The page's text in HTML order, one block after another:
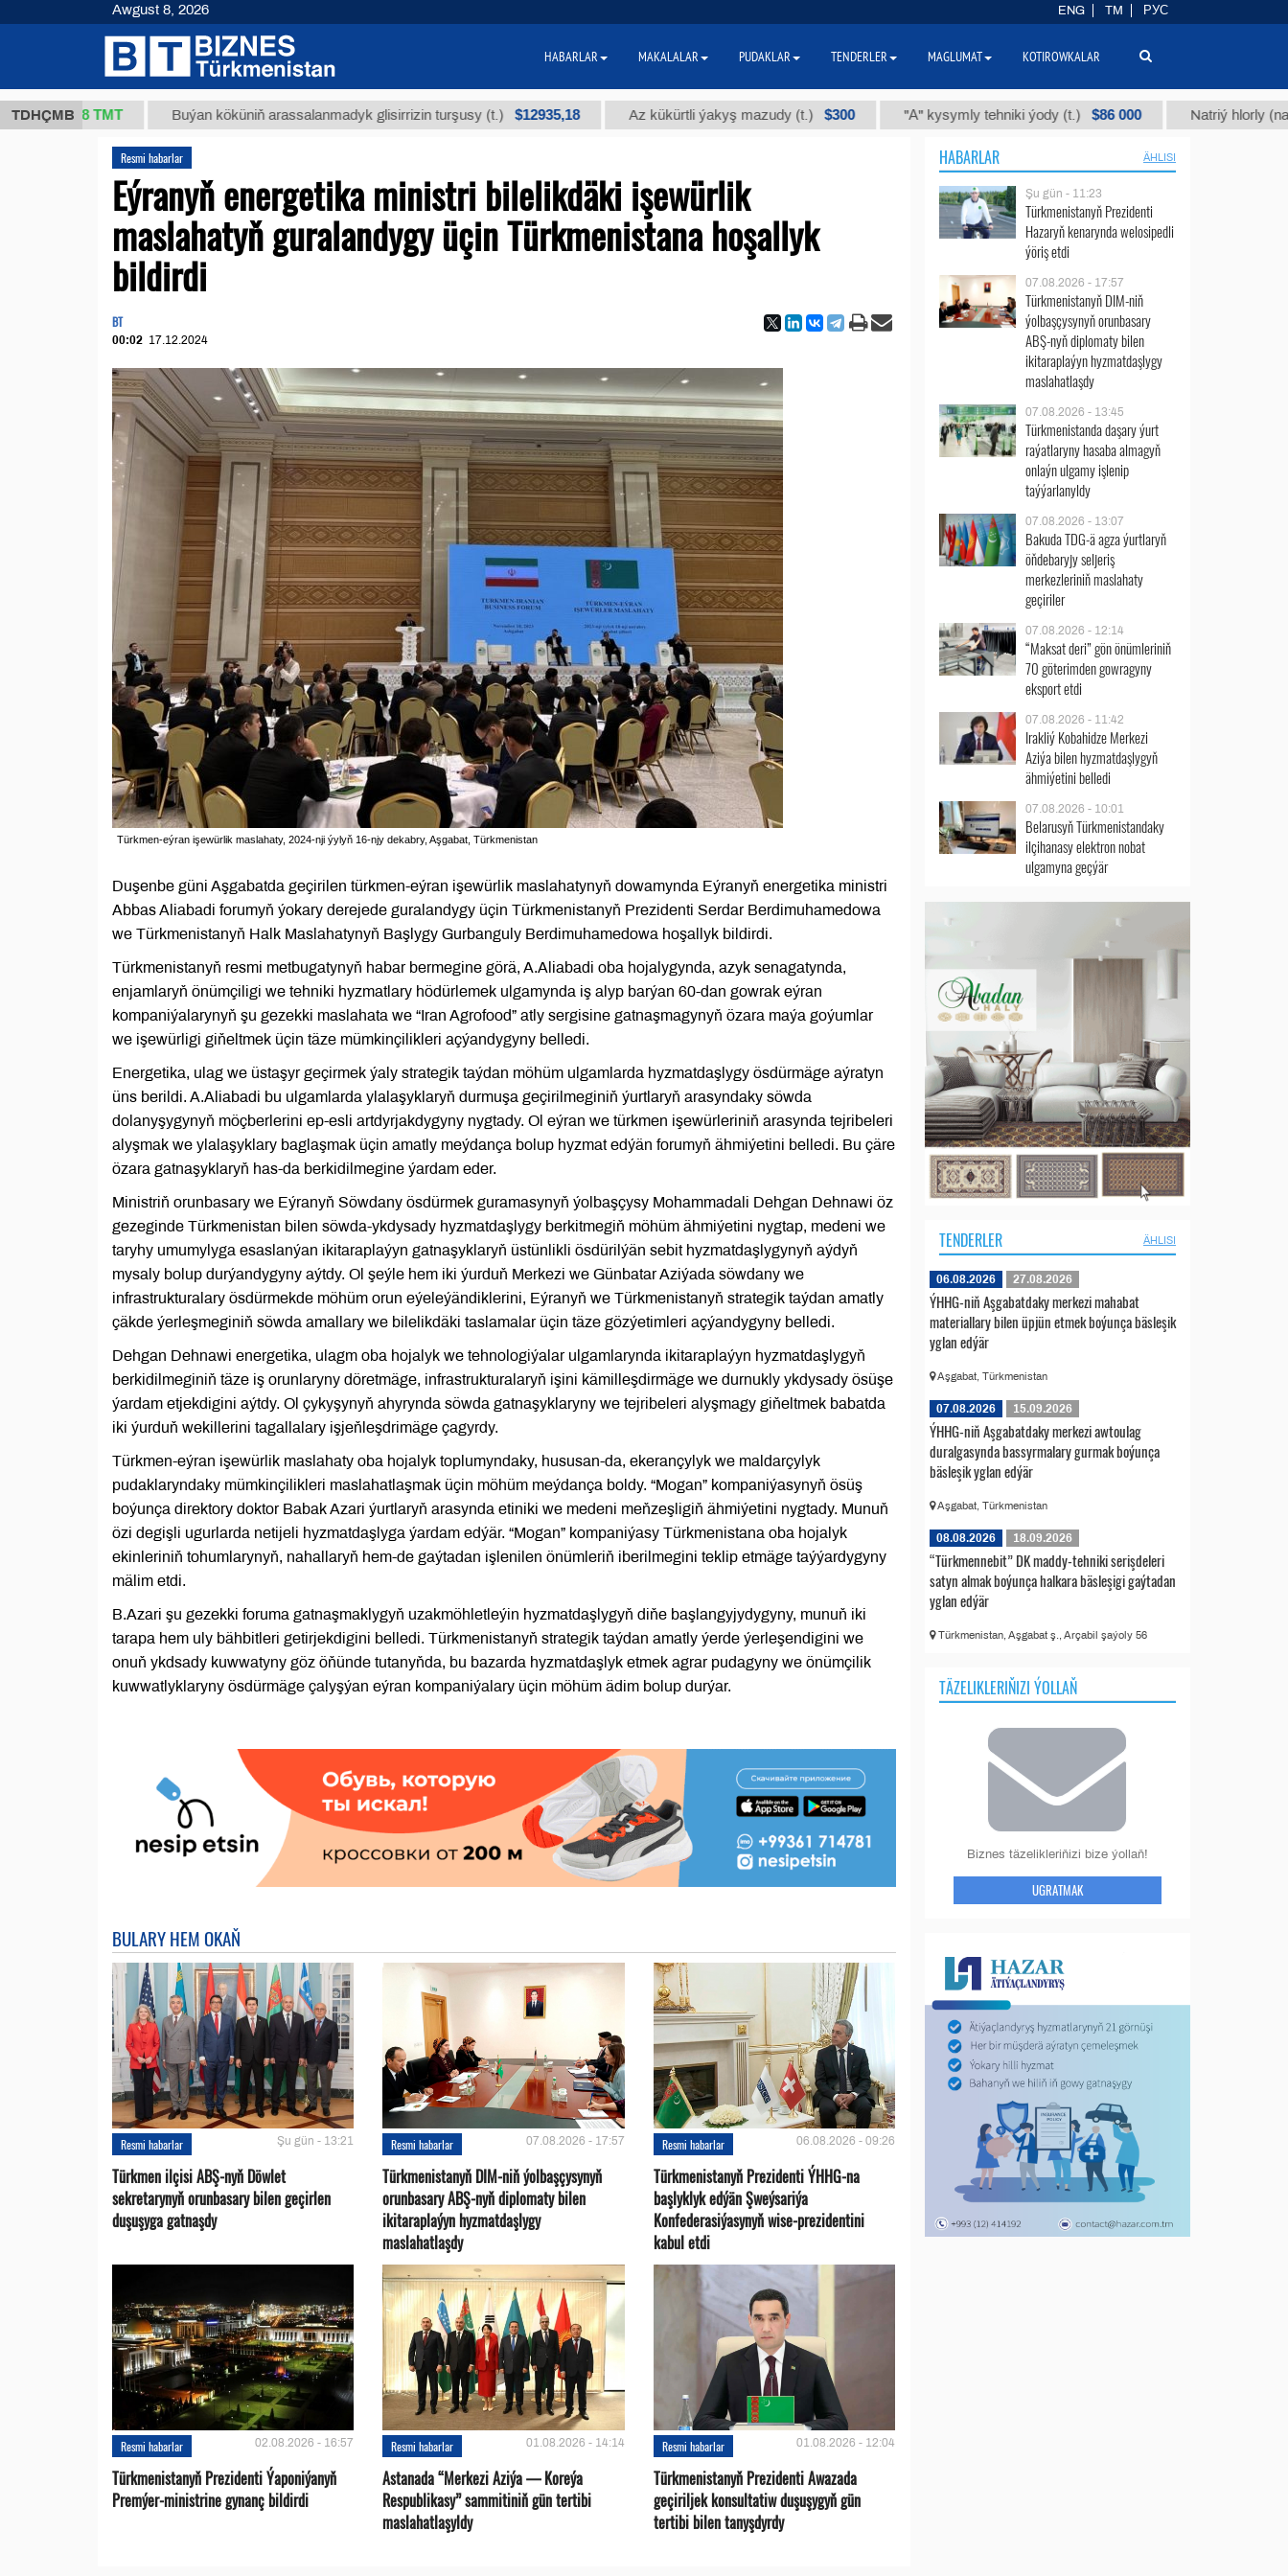
TDHÇMB
37,8 ТМТ Buýan köküniň arassalanmadyk glisirrizin turşusy (t.) $12935,18 Az kükürtli ýakyş mazudy (t.) $300 "А" kysymly tehniki ýody (t.) $86 000 Natriý hlorly (nahar
Resmi habarlar
Eýranyň energetika ministri bilelikdäki işewürlik
maslahatyň guralandygy üçin Türkmenistana hoşallyk
bildirdi
BT
00:02 17.12.2024
Тürkmen-eýran işewürlik maslahaty, 2024-nji ýylyň 16-njy dekabry, Aşgabat, Türkmenistan
Duşenbe güni Aşgabatda geçirilen türkmen-eýran işewürlik maslahatynyň dowamynda Eýranyň energetika ministri
Abbas Aliabadi forumyň ýokary derejede guralandygy üçin Türkmenistanyň Prezidenti Serdar Berdimuhamedowa
we Türkmenistanyň Halk Maslahatynyň Başlygy Gurbanguly Berdimuhamedowa hoşallyk bildirdi.
Türkmenistanyň resmi metbugatynyň habar bermegine görä, A.Aliabadi oba hojalygynda, azyk senagatynda,
enjamlaryň önümçiligi we tehniki hyzmatlary hödürlemek ulgamynda iş alyp barýan 60-dan gowrak eýran
kompaniýalarynyň şu gezekki maslahata we “Iran Agrofood” atly sergisine gatnaşmagynyň özara maýa goýumlar
we işewürligi giňeltmek üçin täze mümkinçilikleri açýandygyny belledi.
Energetika, ulag we üstaşyr geçirmek ýaly strategik taýdan möhüm ulgamlarda hyzmatdaşlygy ösdürmäge aýratyn
üns berildi. A.Aliabadi bu ulgamlarda ylalaşyklaryň durmuşa geçirilmeginiň ýurtlaryň arasyndaky söwda
dolanyşygynyň möçberlerini ep-esli artdyrjakdygyny nygtady. Ol eýran we türkmen işewürleriniň arasynda tejribeleri
alyşmak we ylalaşyklary baglaşmak üçin amatly meýdança bolup hyzmat edýän forumyň ähmiýetini belledi. Bu çäre
özara gatnaşyklaryň has-da berkidilmegine ýardam eder.
Ministriň orunbasary we Eýranyň Söwdany ösdürmek guramasynyň ýolbaşçysy Mohammadali Dehgan Dehnawi öz
gezeginde Türkmenistan bilen söwda-ykdysady hyzmatdaşlygy berkitmegiň möhüm ähmiýetini nygtap, medeni we
taryhy umumylyga esaslanýan ikitaraplaýyn gatnaşyklaryň üstünlikli ösdürilýän sebit hyzmatdaşlygynyň aýdyň
mysaly bolup durýandygyny aýtdy. Ol şeýle hem iki ýurduň Merkezi we Günbatar Aziýada söwdany we
infrastrukturalary ösdürmekde möhüm orun eýeleýändiklerini, Eýranyň we Türkmenistanyň strategik taýdan amatly
çäkde ýerleşmeginiň söwda amallary we bilelikdäki taslamalar üçin täze gözýetimleri açýandygyny belledi.
Dehgan Dehnawi energetika, ulagm oba hojalyk we tehnologiýalar ulgamlarynda ikitaraplaýyn hyzmatdaşlygyň
berkidilmeginiň täze iş orunlaryny döretmäge, infrastrukturalaryň işini kämilleşdirmäge we durnukly ykdysady ösüşe
ýardam etjekdigini aýtdy. Ol çykyşynyň ahyrynda söwda gatnaşyklaryny we tejribeleri alyşmagy giňeltmek babatda
iki ýurduň wekillerini tagallalary işjeňleşdrimäge çagyrdy.
Türkmen-eýran işewürlik maslahaty oba hojalyk toplumyndaky, hususan-da, ekerançylyk we maldarçylyk
pudaklaryndaky mümkinçilikleri maslahatlaşmak üçin möhüm meýdança boldy. “Mogan” kompaniýasynyň ösüş
boýunça direktory doktor Babak Azari ýurtlaryň arasynda etiniki we medeni meňzeşligiň ähmiýetini nygtady. Munuň
özi degişli ugurlarda netijeli hyzmatdaşlyga ýardam edýär. “Mogan” kompaniýasy Türkmenistana oba hojalyk
ekinleriniň tohumlarynyň, nahallaryň hem-de gaýtadan işlenilen önümleriň iberilmegini teklip etmäge taýýardygyny
mälim etdi.
B.Azari şu gezekki foruma gatnaşmaklygyň uzakmöhletleýin hyzmatdaşlygyň diňe başlangyjydygyny, munuň iki
tarapa hem uly bähbitleri getirjekdigini belledi. Türkmenistanyň strategik taýdan amatly ýerde ýerleşendigini we
onuň ykdsady kuwwatyny göz öňünde tutanyňda, bu bazarda hyzmatdaşlyk etmek agrar pudagyny we önümçilik
kuwwatlyklaryny ösdürmäge çalyşýan eýran kompaniýalary üçin möhüm ädim bolup durýar.
BULARY HEM OKAŇ
Resmi habarlar Şu gün - 13:21
Türkmen ilçisi ABŞ-nyň Döwlet
sekretarynyň orunbasary bilen geçirlen
duşuşyga gatnaşdy
Resmi habarlar 07.08.2026 - 17:57
Türkmenistanyň DIM-niň ýolbaşçysynyň
orunbasary ABŞ-nyň diplomaty bilen
ikitaraplaýyn hyzmatdaşlygy
maslahatlaşdy
Resmi habarlar 06.08.2026 - 09:26
Türkmenistanyň Prezidenti ÝHHG-na
başlyklyk edýän Şweýsariýa
Konfederasiýasynyň wise-prezidentini
kabul etdi
Resmi habarlar 02.08.2026 - 16:57
Türkmenistanyň Prezidenti Ýaponiýanyň
Premýer-ministrine gynanç bildirdi
Resmi habarlar 01.08.2026 - 14:14
Astanada “Merkezi Aziýa — Koreýa
Respublikasy” sammitiniň gün tertibi
maslahatlaşyldy
Resmi habarlar 01.08.2026 - 12:04
Türkmenistanyň Prezidenti Awazada
geçiriljek konsultatiw duşuşygyň gün
tertibi bilen tanyşdyrdy
HABARLAR ÄHLISI
Şu gün - 11:23
Türkmenistanyň Prezidenti
Hazaryň kenarynda welosipedli
ýöriş etdi
07.08.2026 - 17:57
Türkmenistanyň DIM-niň
ýolbaşçysynyň orunbasary
ABŞ-nyň diplomaty bilen
ikitaraplaýyn hyzmatdaşlygy
maslahatlaşdy
07.08.2026 - 13:45
Türkmenistanda daşary ýurt
raýatlaryny hasaba almagyň
onlaýn ulgamy işlenip
taýýarlanyldy
07.08.2026 - 13:07
Bakuda TDG-ä agza ýurtlaryň
öňdebaryjy seljeriş
merkezleriniň maslahaty
geçiriler
07.08.2026 - 12:14
“Maksat deri” gön önümleriniň
70 göterimden gowragyny
eksport etdi
07.08.2026 - 11:42
Irakliý Kobahidze Merkezi
Aziýa bilen hyzmatdaşlygyň
ähmiýetini belledi
07.08.2026 - 10:01
Belarusyň Türkmenistandaky
ilçihanasy elektron nobat
ulgamyna geçýär
TENDERLER ÄHLISI
06.08.2026 27.08.2026
ÝHHG-niň Aşgabatdaky merkezi mahabat
materiallary bilen üpjün etmek boýunça bäsleşik
yglan edýär
Aşgabat, Türkmenistan
07.08.2026 15.09.2026
ÝHHG-niň Aşgabatdaky merkezi awtoulag
duralgasynda bassyrmalary gurmak boýunça
bäsleşik yglan edýär
Aşgabat, Türkmenistan
08.08.2026 18.09.2026
“Türkmennebit” DK maddy-tehniki serişdeleri
satyn almak boýunça halkara bäsleşigi gaýtadan
yglan edýär
Türkmenistan, Aşgabat ş., Arçabil şaýoly 56
TÄZELIKLERIŇIZI ÝOLLAŇ
Biznes täzelikleriňizi bize ýollaň!
UGRATMAK
Awgust 8, 2026 ENG TM РУС
HABARLAR MAKALALAR PUDAKLAR TENDERLER MAGLUMAT KOTIROWKALAR